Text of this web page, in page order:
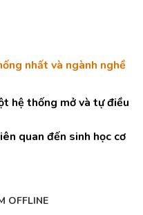
nhất và ngành nghề
hệ thống mở và tự điều
quan đến sinh học cơ
OFFLINE